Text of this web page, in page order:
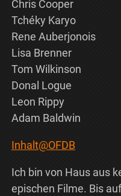
Chris Cooper
Tchéky Karyo
Rene Auberjonois
Lisa Brenner
Tom Wilkinson
Donal Logue
Leon Rippy
Adam Baldwin
Inhalt@OFDB
Ich bin von Haus aus
epischen Filme. Bis